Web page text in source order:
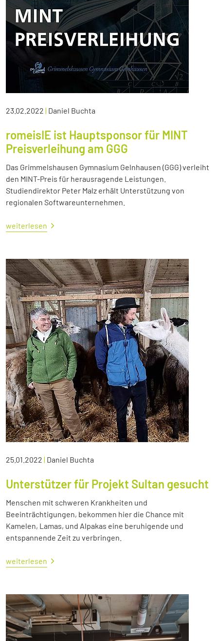
23.02.2022 | Daniel Buchta
romeisIE ist Hauptsponsor für MINT
Preisverleihung am GGG
Das Grimmelshausen Gymnasium Gelnhausen (GGG) verleiht
den MINT-Preis für herausragende Leistungen.
Studiendirektor Peter Malz erhält Unterstützung von
regionalen Softwareunternehmen.
weiterlesen
25.01.2022 | Daniel Buchta
Unterstützer für Projekt Sultan gesucht
Menschen mit schweren Krankheiten und
Beeinträchtigungen, bekommen hier die Chance mit
Kamelen, Lamas, und Alpakas eine beruhigende und
entspannende Zeit zu verbringen.
weiterlesen